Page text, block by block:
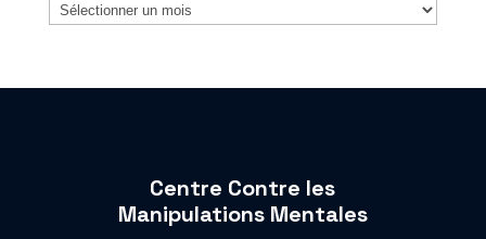
Archives
Centre Contre les
Manipulations Mentales